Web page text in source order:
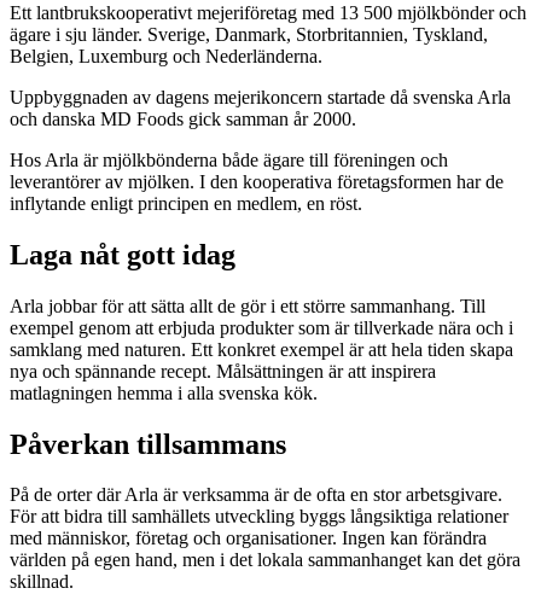
Ett lantbrukskooperativt mejeriföretag med 13 500 mjölkbönder och
ägare i sju länder. Sverige, Danmark, Storbritannien, Tyskland,
Belgien, Luxemburg och Nederländerna.
Uppbyggnaden av dagens mejerikoncern startade då svenska Arla
och danska MD Foods gick samman år 2000.
Hos Arla är mjölkbönderna både ägare till föreningen och
leverantörer av mjölken. I den kooperativa företagsformen har de
inflytande enligt principen en medlem, en röst.
Laga nåt gott idag
Arla jobbar för att sätta allt de gör i ett större sammanhang. Till
exempel genom att erbjuda produkter som är tillverkade nära och i
samklang med naturen. Ett konkret exempel är att hela tiden skapa
nya och spännande recept. Målsättningen är att inspirera
matlagningen hemma i alla svenska kök.
Påverkan tillsammans
På de orter där Arla är verksamma är de ofta en stor arbetsgivare.
För att bidra till samhällets utveckling byggs långsiktiga relationer
med människor, företag och organisationer. Ingen kan förändra
världen på egen hand, men i det lokala sammanhanget kan det göra
skillnad.